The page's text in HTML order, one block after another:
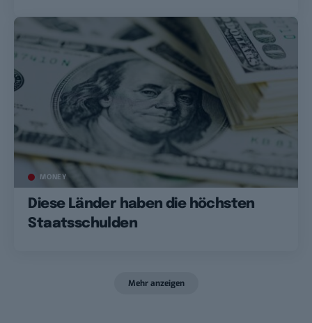
MONEY
Diese Länder haben die höchsten
Staatsschulden
Mehr anzeigen